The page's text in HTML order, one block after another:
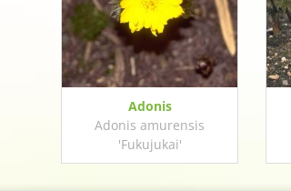
Adonis
Adonis amurensis
'Fukujukai'